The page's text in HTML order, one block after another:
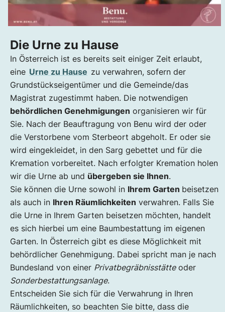
Die Urne zu Hause
In Österreich ist es bereits seit einiger Zeit erlaubt,
eine Urne zu Hause zu verwahren, sofern der
Grundstückseigentümer und die Gemeinde/das
Magistrat zugestimmt haben. Die notwendigen
behördlichen Genehmigungen organisieren wir für
Sie. Nach der Beauftragung von Benu wird der oder
die Verstorbene vom Sterbeort abgeholt. Er oder sie
wird eingekleidet, in den Sarg gebettet und für die
Kremation vorbereitet. Nach erfolgter Kremation holen
wir die Urne ab und übergeben sie Ihnen.
Sie können die Urne sowohl in Ihrem Garten beisetzen
als auch in Ihren Räumlichkeiten verwahren. Falls Sie
die Urne in Ihrem Garten beisetzen möchten, handelt
es sich hierbei um eine Baumbestattung im eigenen
Garten. In Österreich gibt es diese Möglichkeit mit
behördlicher Genehmigung. Dabei spricht man je nach
Bundesland von einer Privatbegräbnisstätteoder
Sonderbestattungsanlage.
Entscheiden Sie sich für die Verwahrung in Ihren
Räumlichkeiten, so beachten Sie bitte, dass die